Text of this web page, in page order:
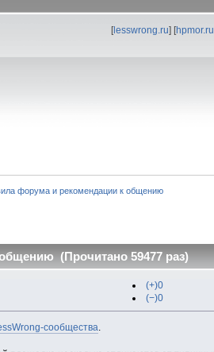
[lesswrong.ru] [
форума и рекомендации к общению
(Прочитано 59477 раз)
(+)0
(−)0
сообщества.